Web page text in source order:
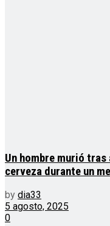
Un hombre murió
cerveza durante un
by dia33
5 agosto, 2025
0